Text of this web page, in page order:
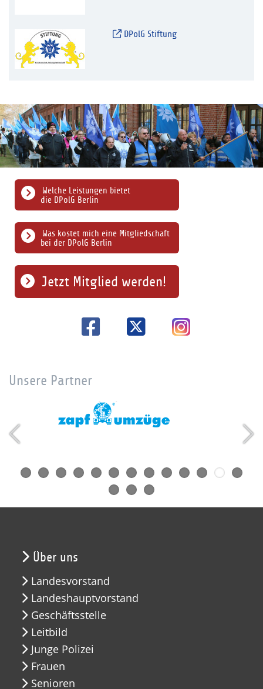
DPolG Stiftung
Was kostet mich eine Mitgliedschaft
bei der DPolG Berlin
Welche Leistungen bietet
die DPolG Berlin
Jetzt Mitglied werden!
Unsere Partner
Über uns
Landesvorstand
Landeshauptvorstand
Geschäftsstelle
Leitbild
Junge Polizei
Frauen
Senioren